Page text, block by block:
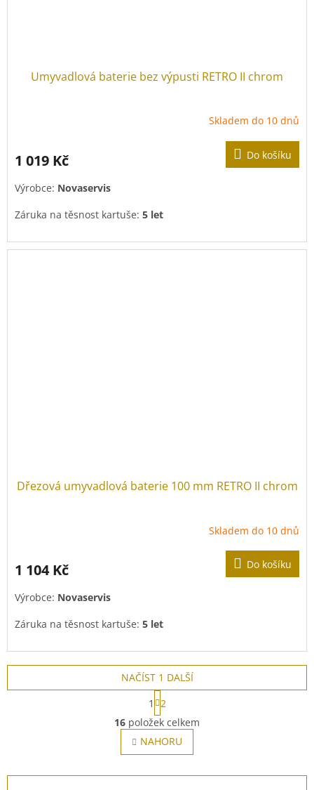
Umyvadlová baterie bez výpusti RETRO II chrom
Skladem do 10 dnů
1 019 Kč Do košíku
Výrobce: Novaservis
Záruka na těsnost kartuše: 5 let
Dřezová umyvadlová baterie 100 mm RETRO II chrom
Skladem do 10 dnů
1 104 Kč Do košíku
Výrobce: Novaservis
Záruka na těsnost kartuše: 5 let
O
v
l
á
NAČÍST 1 DALŠÍ
S
t
r
á
n
k
v
1
2
16 položek celkem
NAHORU